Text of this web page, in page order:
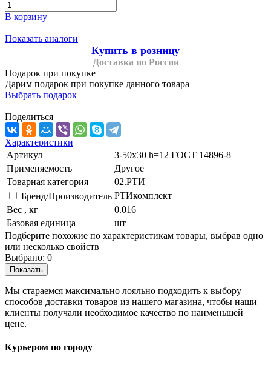
В корзину
Показать аналоги
Купить в розницу
Доставка по России
Подарок при покупке
Дарим подарок при покупке данного товара
Выбрать подарок
Поделиться
Характеристики
Артикул
3-50х30 h=12 ГОСТ 14896-8
Применяемость
Другое
Товарная категория
02.РТИ
Бренд/Производитель РТИкомплект
Вес , кг
0.016
Базовая единица
шт
Подберите похожие по характеристикам товары, выбрав одно
или несколько свойств
Выбрано: 0
Показать
Мы стараемся максимально лояльно подходить к выбору
способов доставки товаров из нашего магазина, чтобы наши
клиенты получали необходимое качество по наименьшей
цене.
Курьером по городу